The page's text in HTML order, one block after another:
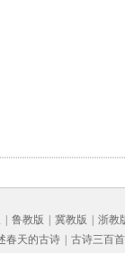
鲁教版 冀教版
浙教
春天的古诗 古诗三百首